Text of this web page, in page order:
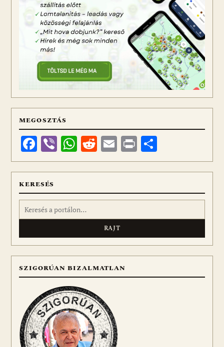
MEGOSZTÁS
Facebook
ViberWhatsApp
Reddit
Email
Print
meg
KERESÉS
Keresés:
SZIGORÚAN BIZALMATLAN